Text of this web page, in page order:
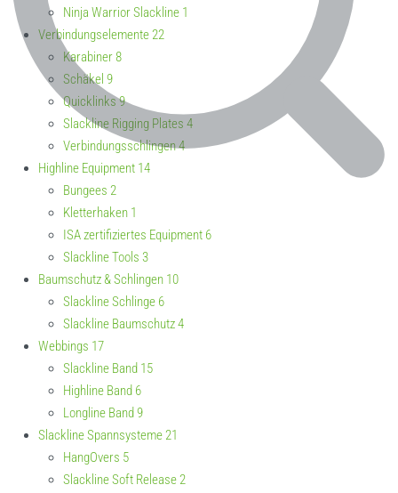
Ninja Warrior Slackline 1
Verbindungselemente22
Karabiner8
Schäkel 9
Quicklinks9
Slackline Rigging Plates 4
Verbindungsschlingen4
Highline Equipment 14
Bungees 2
Kletterhaken 1
ISA zertifiziertes Equipment 6
Slackline Tools 3
Baumschutz & Schlingen 10
Slackline Schlinge 6
Slackline Baumschutz4
Webbings 17
Slackline Band 15
Highline Band 6
Longline Band 9
Slackline Spannsysteme21
HangOvers 5
Slackline Soft Release2